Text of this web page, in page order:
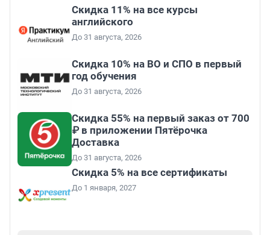
Скидка 11% на все курсы
английского
До 31 августа, 2026
Скидка 10% на ВО и СПО в первый
год обучения
До 31 августа, 2026
Скидка 55% на первый заказ от 700
₽ в приложении Пятёрочка
Доставка
До 31 августа, 2026
Скидка 5% на все сертификаты
До 1 января, 2027